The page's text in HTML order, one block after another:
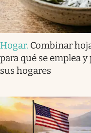
Hogar. Combinar
para qué se emplea
sus hogares